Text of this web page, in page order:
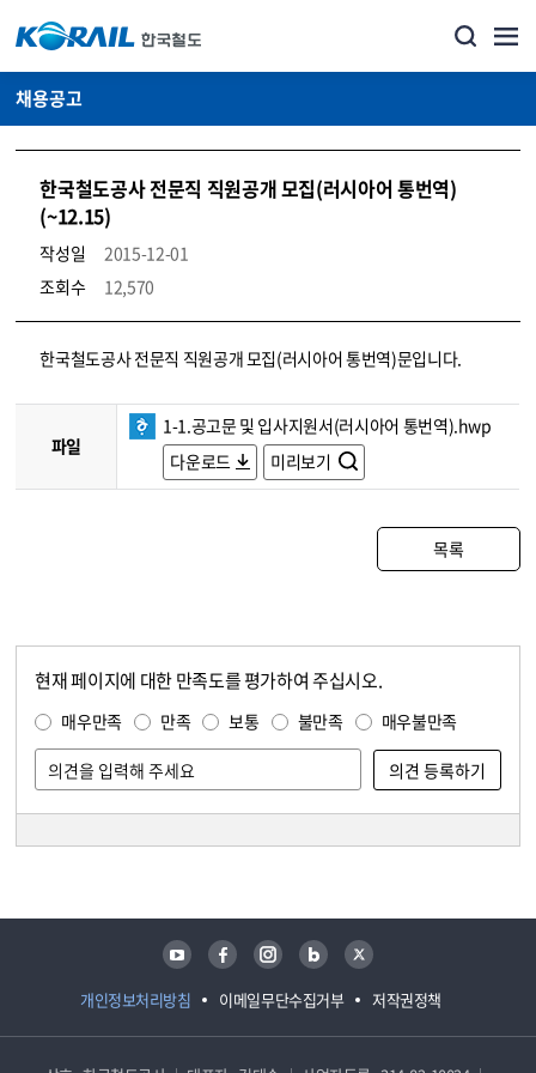
채용공고
한국철도공사 전문직 직원공개 모집(러시아어 통번역)
(~12.15)
작성일
2015-12-01
조회수
12,570
코레일소개_경영공시_채용공고 상세보기 – 내용, 파일, 담당자 연락처로 구성
한국철도공사 전문직 직원공개 모집(러시아어 통번역)문입니다.
파일
1-1.공고문 및 입사지원서(러시아어 통번역).hwp
다운로드
미리보기
목록
현재 페이지에 대한 만족도를 평가하여 주십시오.
매우만족 만족 보통 불만족 매우불만족
개인정보처리방침 이메일무단수집거부 저작권정책
유튜브 페이스북 인스타그램 블로그 트위터